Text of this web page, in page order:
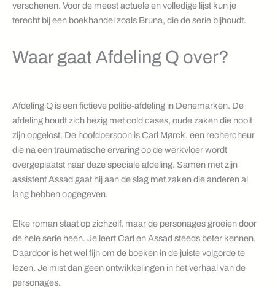
verschenen. Voor de meest actuele en volledige lijst kun je
terecht bij een boekhandel zoals Bruna, die de serie bijhoudt.
Waar gaat Afdeling Q over?
Afdeling Q is een fictieve politie-afdeling in Denemarken. De
afdeling houdt zich bezig met cold cases, oude zaken die nooit
zijn opgelost. De hoofdpersoon is Carl Mørck, een rechercheur
die na een traumatische ervaring op de werkvloer wordt
overgeplaatst naar deze speciale afdeling. Samen met zijn
assistent Assad gaat hij aan de slag met zaken die anderen al
lang hebben opgegeven.
Elke roman staat op zichzelf, maar de personages groeien door
de hele serie heen. Je leert Carl en Assad steeds beter kennen.
Daardoor is het wel fijn om de boeken in de juiste volgorde te
lezen. Je mist dan geen ontwikkelingen in het verhaal van de
personages.